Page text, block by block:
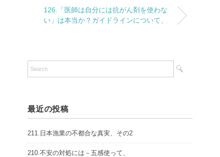
126.「医師は自分には抗がん剤を使わな
い」は本当か？ガイドラインについて、
最近の投稿
211.日本漁業の不都合な真実、その2
210.不安の対処には－五感使って、